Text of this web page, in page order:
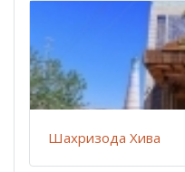
Шахризода Хива